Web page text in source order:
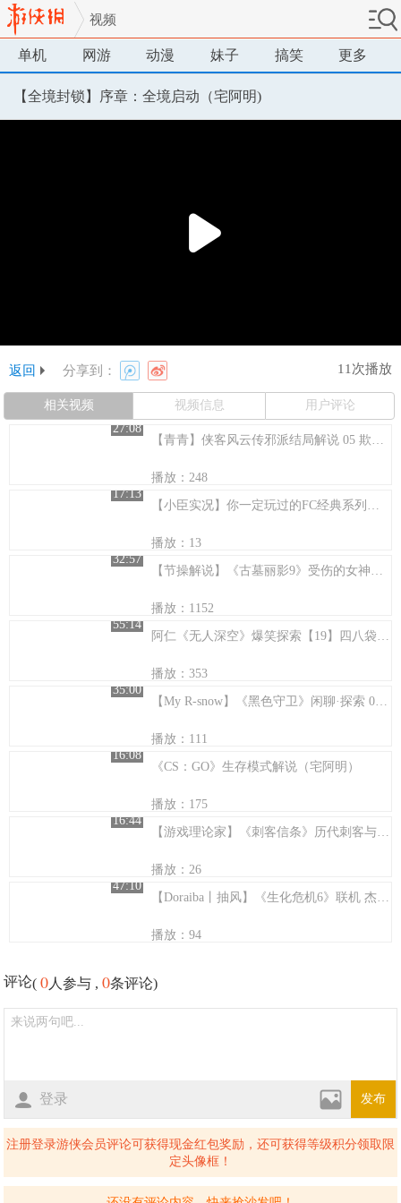
视频
单机 网游 动漫 妹子 搞笑 更多
【全境封锁】序章：全境启动（宅阿明)
返回 分享到： 11次播放
相关视频 视频信息
用户评论
27:08
【青青】侠客风云传邪派结局解说 05 欺师灭祖 ，披荆斩棘
播放：248
17:13
【小臣实况】你一定玩过的FC经典系列游戏-六一儿童节特期
播放：13
32:57
【节操解说】《古墓丽影9》受伤的女神更凶猛！
播放：1152
55:14
阿仁《无人深空》爆笑探索【19】四八袋长老~
播放：353
35:00
【My R-snow】《黑色守卫》闲聊·探索 02 尼萨
播放：111
16:08
《CS：GO》生存模式解说（宅阿明）
播放：175
16:44
【游戏理论家】《刺客信条》历代刺客与育碧其他游戏角色的联系【ACG字幕组】
播放：26
47:10
【Doraiba丨抽风】《生化危机6》联机 杰克篇第五章 完结
播放：94
评论(0 人参与 ,0条评论)
登录 发布
注册登录游侠会员评论可获得现金红包奖励，还可获得等级积分领取限
定头像框！